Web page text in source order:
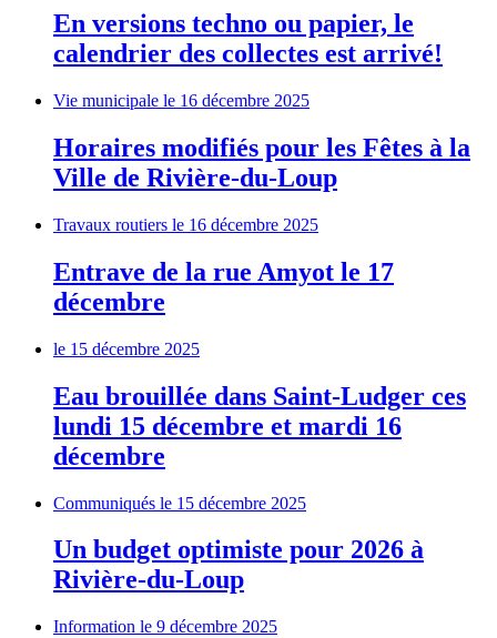
En versions techno ou papier, le
calendrier des collectes est arrivé!
Vie municipale le 16 décembre 2025
Horaires modifiés pour les Fêtes à la
Ville de Rivière-du-Loup
Travaux routiers le 16 décembre 2025
Entrave de la rue Amyot le 17
décembre
le 15 décembre 2025
Eau brouillée dans Saint-Ludger ces
lundi 15 décembre et mardi 16
décembre
Communiqués le 15 décembre 2025
Un budget optimiste pour 2026 à
Rivière-du-Loup
Information le 9 décembre 2025